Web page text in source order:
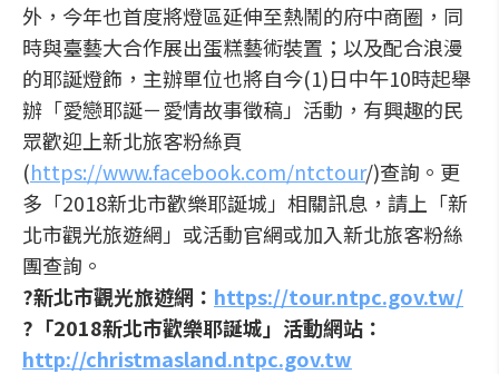
外，今年也首度將燈區延伸至熱鬧的府中商圈，同
時與臺藝大合作展出蛋糕藝術裝置；以及配合浪漫
的耶誕燈飾，主辦單位也將自今(1)日中午10時起舉
辦「愛戀耶誕－愛情故事徵稿」活動，有興趣的民
眾歡迎上新北旅客粉絲頁
(https://www.facebook.com/ntctour/)查詢。更
多「2018新北市歡樂耶誕城」相關訊息，請上「新
北市觀光旅遊網」或活動官網或加入新北旅客粉絲
團查詢。
?新北市觀光旅遊網： https://tour.ntpc.gov.tw/
?「2018新北市歡樂耶誕城」活動網站：
http://christmasland.ntpc.gov.tw